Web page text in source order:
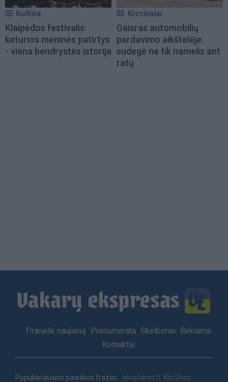
Kultūra
Klaipėdos festivalis:
keturios meninės patirtys
- viena bendrystės istorija
Kriminalai
Gaisras automobilių
pardavimo aikštelėje:
sudegė ne tik namelis ant
ratų
Footer
Pranešk naujieną Prenumerata Skelbimai
Reklama
Kontaktai
Populiariausios paieškos frazės: ekoplanet.lt KlipShop